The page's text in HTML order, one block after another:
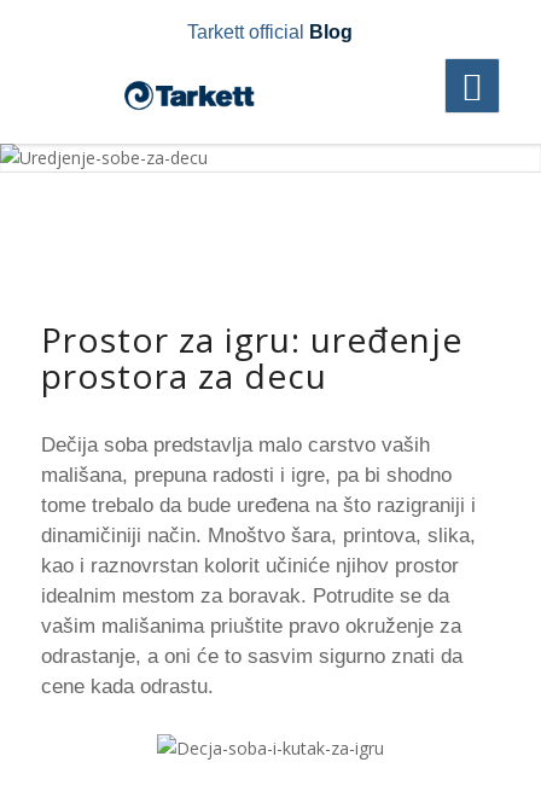
Tarkett official Blog
Prostor za igru: uređenje
prostora za decu
Dečija soba predstavlja malo carstvo vaših
mališana, prepuna radosti i igre, pa bi shodno
tome trebalo da bude uređena na što razigraniji i
dinamičiniji način. Mnoštvo šara, printova, slika,
kao i raznovrstan kolorit učiniće njihov prostor
idealnim mestom za boravak. Potrudite se da
vašim mališanima priuštite pravo okruženje za
odrastanje, a oni će to sasvim sigurno znati da
cene kada odrastu.